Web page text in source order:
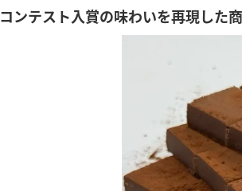
コンテスト入賞の味わいを再現した